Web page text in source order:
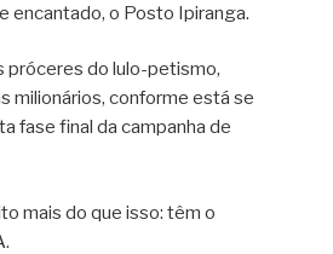
encantado, o Posto Ipiranga.
próceres do lulo-petismo,
milionários, conforme está se
fase final da campanha de
mais do que isso: têm o